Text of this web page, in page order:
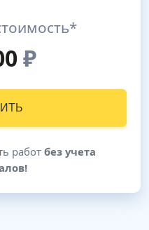
₽
работ без учета